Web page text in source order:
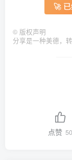
🚀
© 版权声明
分享是一种美德，
点赞 50